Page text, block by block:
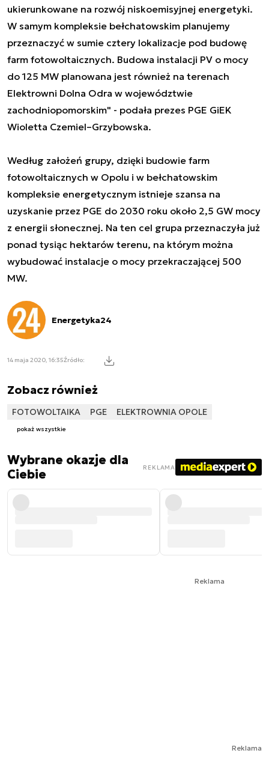
ukierunkowane na rozwój niskoemisyjnej energetyki.
W samym kompleksie bełchatowskim planujemy
przeznaczyć w sumie cztery lokalizacje pod budowę
farm fotowoltaicznych. Budowa instalacji PV o mocy
do 125 MW planowana jest również na terenach
Elektrowni Dolna Odra w województwie
zachodniopomorskim" - podała prezes PGE GiEK
Wioletta Czemiel–Grzybowska.
Według założeń grupy, dzięki budowie farm
fotowoltaicznych w Opolu i w bełchatowskim
kompleksie energetycznym istnieje szansa na
uzyskanie przez PGE do 2030 roku około 2,5 GW mocy
z energii słonecznej. Na ten cel grupa przeznaczyła już
ponad tysiąc hektarów terenu, na którym można
wybudować instalacje o mocy przekraczającej 500
MW.
Energetyka24
14 maja 2020, 16:35Źródło:
Zobacz również
FOTOWOLTAIKA PGE ELEKTROWNIA OPOLE
pokaż wszystkie
Wybrane okazje dla
Ciebie
REKLAMA
Reklama
Reklama